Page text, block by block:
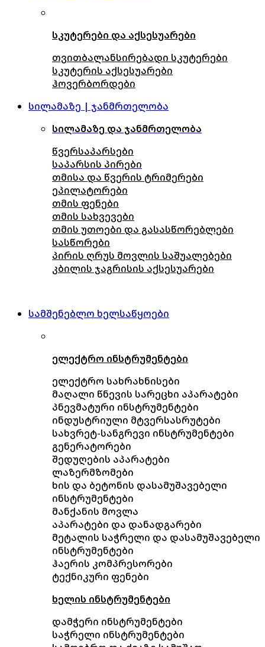
სკუტერები და აქსესუარები
თვითბალანსირებადი სკუტერები
სკუტერის აქსესუარები
ჰოვერბორდები
სილამაზე | ჯანმრთელობა
სილამაზე და ჯანმრთელობა
წვერსაპარსები
საპარსის პირები
თმისა და წვერის ტრიმერები
ეპილატორები
თმის ფენები
თმის სახვევები
თმის უთოები და გასასწორებლები
სასწორები
პირის ღრუს მოვლის საშუალებები
კბილის ჯაგრისის აქსესუარები
სამშენებლო ხელსაწყოები
ელექტრო ინსტრუმენტები
ელექტრო სახრახნისები
მაღალი წნევის სარეცხი აპარატები
პნევმატური ინსტრუმენტები
ინდუსტრიული მტვერსასრუტები
სახვრეტ-სანგრევი ინსტრუმენტები
გენერატორები
შედუღების აპარატები
ლაზერმზომები
ხის და ბეტონის დასამუშავებელი
ინსტრუმენტები
მანქანის მოვლა
აპარატები და დანადგარები
მეტალის საჭრელი და დასამუშავებელი
ინსტრუმენტები
ჰაერის კომპრესორები
ტექნიკური ფენები
ხელის ინსტრუმენტები
დამჭერი ინსტრუმენტები
საჭრელი ინსტრუმენტები